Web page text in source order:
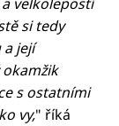
si tedy
její
s ostatními
vy," říká